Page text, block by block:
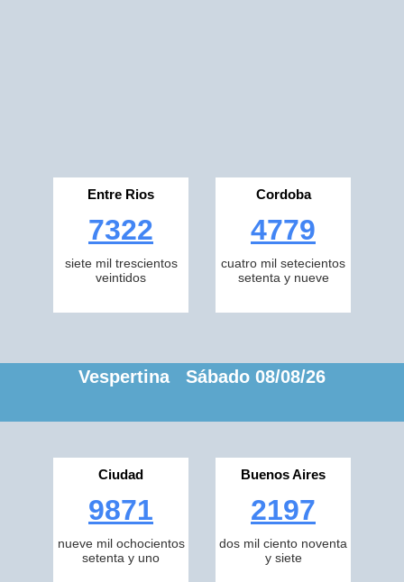
Entre Rios
7322
siete mil trescientos
veintidos
Cordoba
4779
cuatro mil setecientos
setenta y nueve
Vespertina Sábado 08/08/26
Ciudad
9871
nueve mil ochocientos
setenta y uno
Buenos Aires
2197
dos mil ciento noventa
y siete